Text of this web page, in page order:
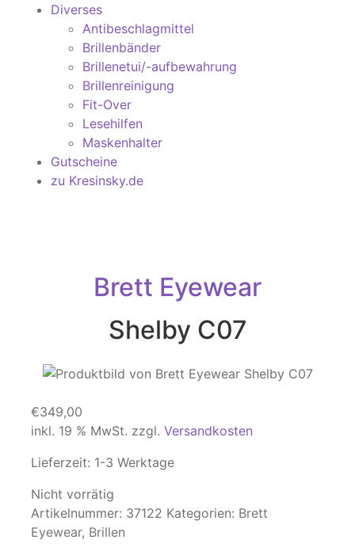
Diverses
Antibeschlagmittel
Brillenbänder
Brillenetui/-aufbewahrung
Brillenreinigung
Fit-Over
Lesehilfen
Maskenhalter
Gutscheine
zu Kresinsky.de
Brett Eyewear
Shelby C07
€349,00
inkl. 19 % MwSt. zzgl. Versandkosten
Lieferzeit: 1-3 Werktage
Nicht vorrätig
Artikelnummer: 37122 Kategorien: Brett
Eyewear, Brillen